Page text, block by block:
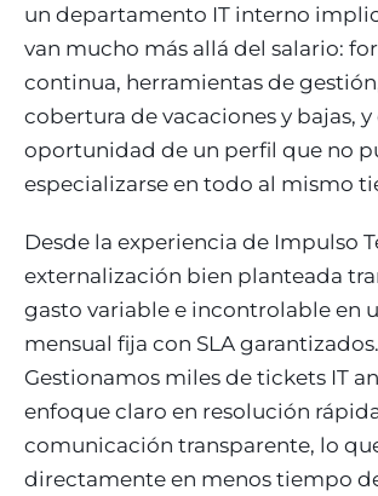
un departamento IT interno
van mucho más allá del salario:
continua, herramientas de
cobertura de vacaciones y bajas,
oportunidad de un perfil que no
especializarse en todo al mismo
Desde la experiencia de Impulso
externalización bien planteada
gasto variable e incontrolable en
mensual fija con SLA garantizados.
Gestionamos miles de tickets IT
enfoque claro en resolución
comunicación transparente, lo
directamente en menos tiempo